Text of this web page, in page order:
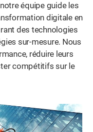
équipe guide les
digitale en
des technologies
sur-mesure. Nous
réduire leurs
compétitifs sur le